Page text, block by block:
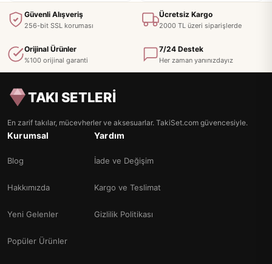
Güvenli Alışveriş
256-bit SSL koruması
Ücretsiz Kargo
2000 TL üzeri siparişlerde
Orijinal Ürünler
%100 orijinal garanti
7/24 Destek
Her zaman yanınızdayız
TAKI SETLERİ
En zarif takılar, mücevherler ve aksesuarlar. TakiSet.com güvencesiyle.
Kurumsal
Blog
Hakkımızda
Yeni Gelenler
Popüler Ürünler
Yardım
İade ve Değişim
Kargo ve Teslimat
Gizlilik Politikası